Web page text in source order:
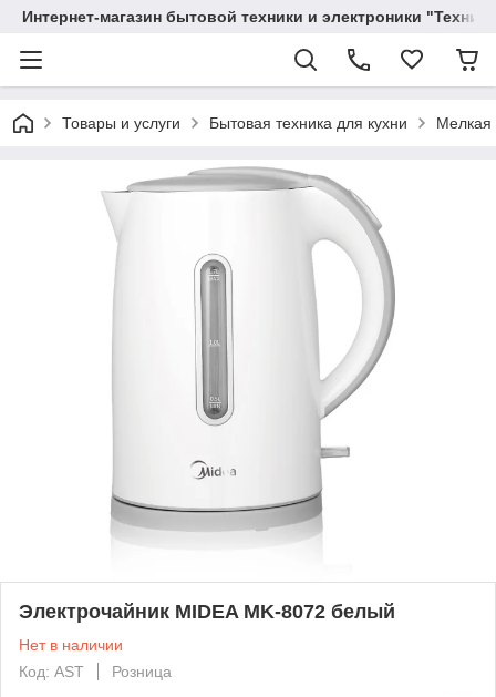
Интернет-магазин бытовой техники и электроники
Товары и услуги Бытовая техника для кухни Мелкая
Электрочайник MIDEA MK-8072 белый
Нет в наличии
Код: AST
Розница